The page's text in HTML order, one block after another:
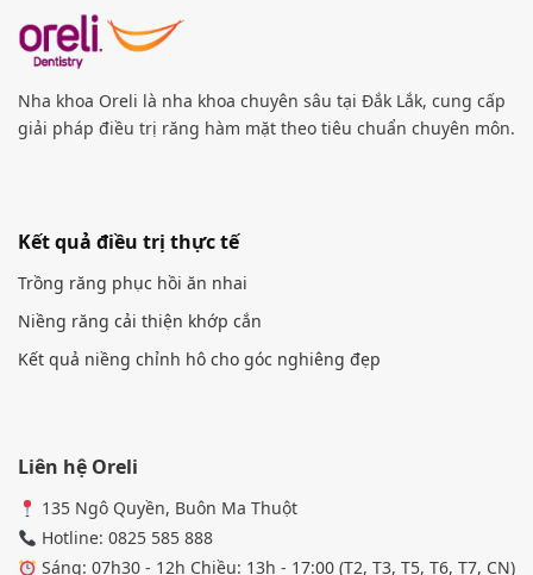
Nha khoa Oreli là nha khoa chuyên sâu tại Đắk Lắk, cung cấp
giải pháp điều trị răng hàm mặt theo tiêu chuẩn chuyên môn.
Kết quả điều trị thực tế
Trồng răng phục hồi ăn nhai
Niềng răng cải thiện khớp cắn
Kết quả niềng chỉnh hô cho góc nghiêng đẹp
Liên hệ Oreli
135 Ngô Quyền, Buôn Ma Thuột
Hotline: 0825 585 888
Sáng: 07h30 - 12h Chiều: 13h - 17:00 (T2, T3, T5, T6, T7, CN)